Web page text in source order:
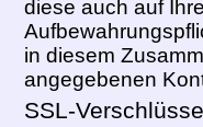
diese auch auf
in diesem
angegebenen
SSL-